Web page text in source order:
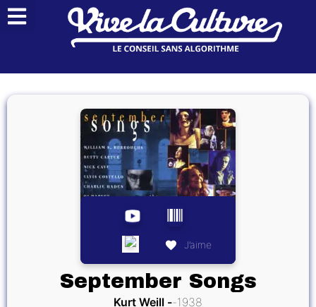
J’aime
September Songs
Kurt Weill 1938